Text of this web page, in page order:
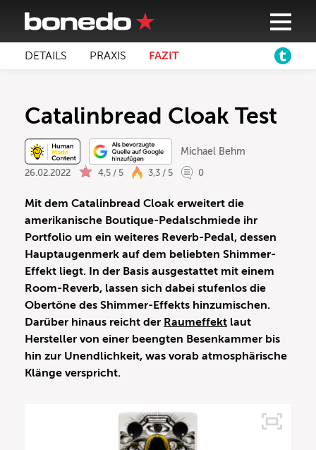
DETAILS PRAXIS FAZIT
Catalinbread Cloak Test
Michael Behm
26.02.2022 4,5 / 5 3,3 / 5 0
Mit dem Catalinbread Cloak erweitert die
amerikanische Boutique-Pedalschmiede ihr
Portfolio um ein weiteres Reverb-Pedal, dessen
Hauptaugenmerk auf dem beliebten Shimmer-
Effekt liegt. In der Basis ausgestattet mit einem
Room-Reverb, lassen sich dabei stufenlos die
Obertöne des Shimmer-Effekts hinzumischen.
Darüber hinaus reicht der Raumeffekt laut
Hersteller von einer beengten Besenkammer bis
hin zur Unendlichkeit, was vorab atmosphärische
Klänge verspricht.